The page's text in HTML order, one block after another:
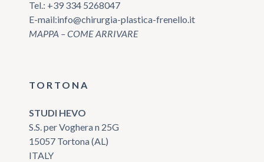
Tel.: +39 334 5268047
E-mail:info@chirurgia-plastica-frenello.it
MAPPA – COME ARRIVARE
TORTONA
STUDI HEVO
S.S. per Voghera n 25G
15057 Tortona (AL)
ITALY